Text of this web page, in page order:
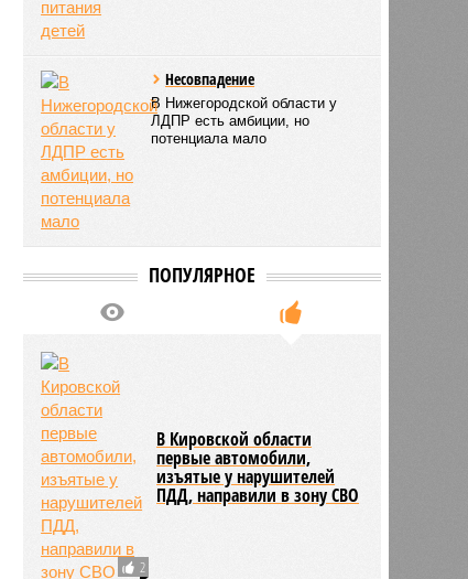
Несовпадение
В Нижегородской области у
ЛДПР есть амбиции, но
потенциала мало
ПОПУЛЯРНОЕ
2
В Кировской области
первые автомобили,
изъятые у нарушителей
ПДД, направили в зону СВО